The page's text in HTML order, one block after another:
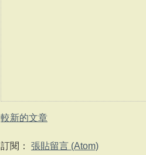
較新的文章
訂閱： 張貼留言 (Atom)